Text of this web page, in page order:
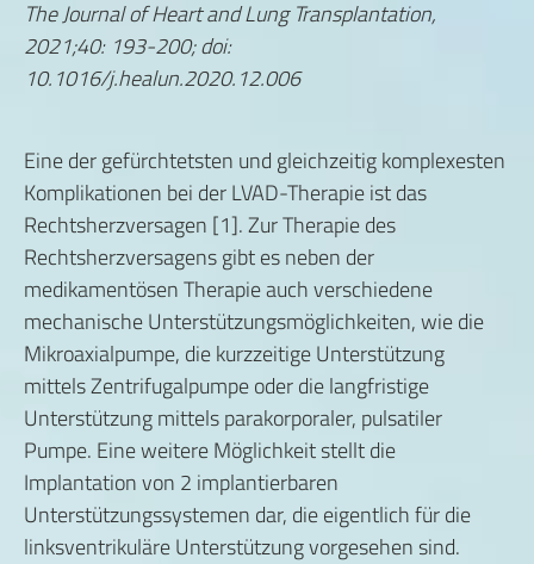
The Journal of Heart and Lung Transplantation,
2021;40: 193-200; doi:
10.1016/j.healun.2020.12.006
Eine der gefürchtetsten und gleichzeitig komplexesten
Komplikationen bei der LVAD-Therapie ist das
Rechtsherzversagen [1]. Zur Therapie des
Rechtsherzversagens gibt es neben der
medikamentösen Therapie auch verschiedene
mechanische Unterstützungsmöglichkeiten, wie die
Mikroaxialpumpe, die kurzzeitige Unterstützung
mittels Zentrifugalpumpe oder die langfristige
Unterstützung mittels parakorporaler, pulsatiler
Pumpe. Eine weitere Möglichkeit stellt die
Implantation von 2 implantierbaren
Unterstützungssystemen dar, die eigentlich für die
linksventrikuläre Unterstützung vorgesehen sind.